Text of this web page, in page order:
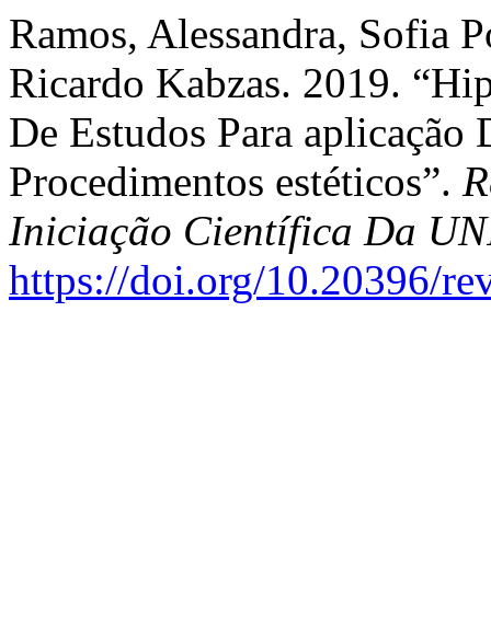
Ramos, Alessandra, Sofia
Ricardo Kabzas. 2019.
De Estudos Para
Procedimentos estéticos”.
Iniciação Científica Da
https://doi.org/10.20396/